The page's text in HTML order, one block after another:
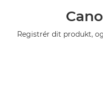
Registrér dit produkt,